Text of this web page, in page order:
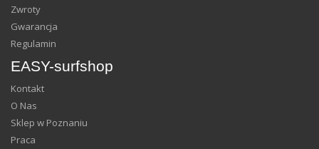
Zwroty
Gwarancja
Regulamin
EASY-surfshop
Kontakt
O Nas
Sklep w Poznaniu
Praca